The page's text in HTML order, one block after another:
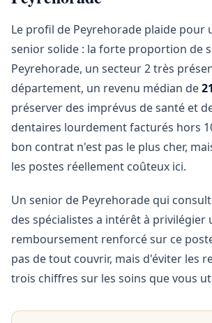
Le profil de Peyrehorade plaide pour
senior solide : la forte proportion de
Peyrehorade, un secteur 2 très
département, un revenu médian de
préserver des imprévus de santé et
dentaires lourdement facturés hors
bon contrat n'est pas le plus cher,
les postes réellement coûteux ici.
Un senior de Peyrehorade qui
des spécialistes a intérêt à privilégier
remboursement renforcé sur ce
pas de tout couvrir, mais d'éviter les
trois chiffres sur les soins que vous